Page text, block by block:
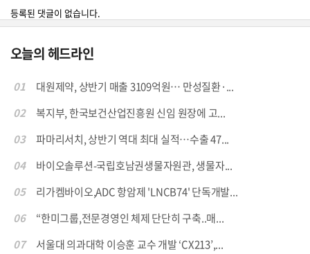
등록된 댓글이 없습니다.
오늘의 헤드라인
01
대원제약, 상반기 매출 3109억원… 만성질환·...
02
복지부, 한국보건산업진흥원 신임 원장에 고...
03
파마리서치, 상반기 역대 최대 실적…수출 47...
04
바이오솔루션-국립호남권생물자원관, 생물자...
05
리가켐바이오,ADC 항암제 'LNCB74' 단독개발...
06
“한미그룹,전문경영인 체제 단단히 구축..매...
07
서울대 의과대학 이승훈 교수 개발 ‘CX213’,...